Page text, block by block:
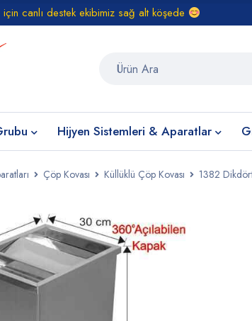
için canlı destek ekibimiz sağ alt köşede
Hijyen Sistemleri & Aparatlar
Çöp Kovası Küllüklü Çöp Kovası 1382